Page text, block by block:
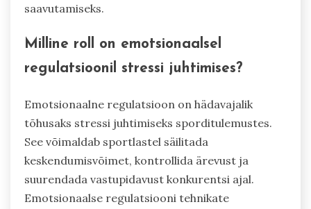
saavutamiseks.
Milline roll on emotsionaalsel
regulatsioonil stressi juhtimises?
Emotsionaalne regulatsioon on hädavajalik
tõhusaks stressi juhtimiseks sporditulemustes.
See võimaldab sportlastel säilitada
keskendumisvõimet, kontrollida ärevust ja
suurendada vastupidavust konkurentsi ajal.
Emotsionaalse regulatsiooni tehnikate